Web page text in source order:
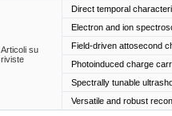
Articoli su
riviste
Direct temporal
Electron and ion
Field-driven attosecond
Photoinduced charge
Spectrally tunable
Versatile and robust